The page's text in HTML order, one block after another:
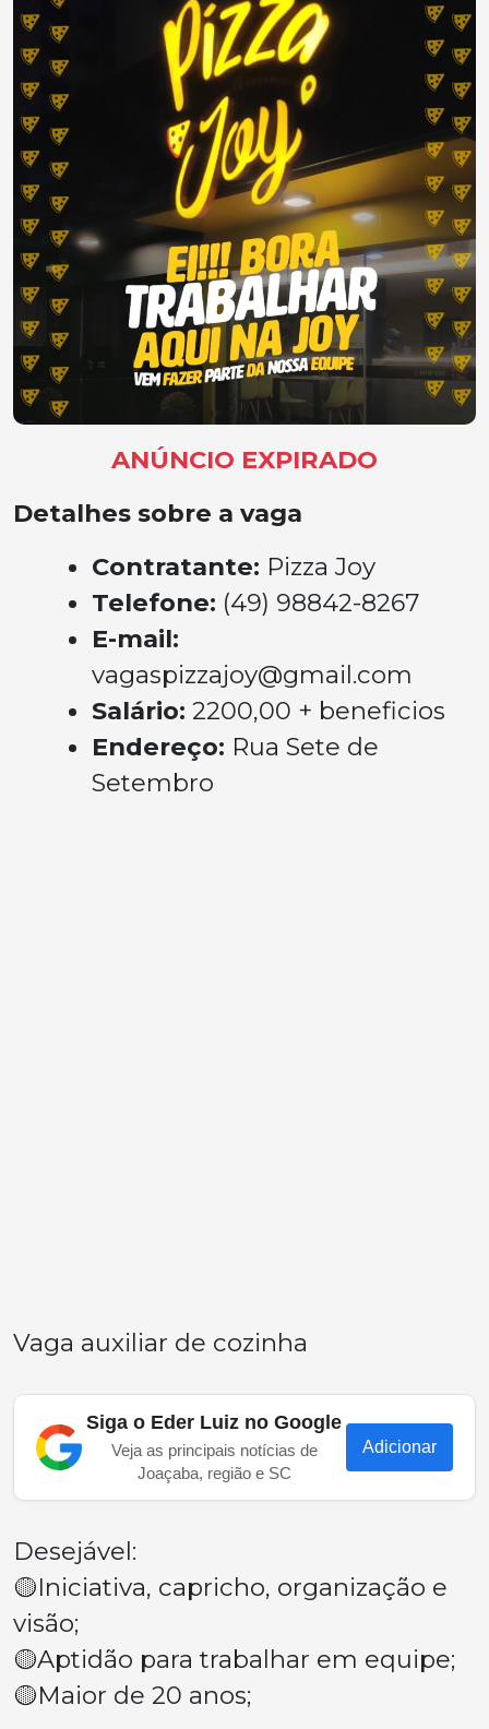
ANÚNCIO EXPIRADO
Detalhes sobre a vaga
Contratante: Pizza Joy
Telefone: (49) 98842-8267
E-mail:
vagaspizzajoy@gmail.com
Salário: 2200,00 + beneficios
Endereço: Rua Sete de
Setembro
Vaga auxiliar de cozinha
Siga o Eder Luiz no Google
Veja as principais notícias de
Joaçaba, região e SC
Adicionar
Desejável:
🟡Iniciativa, capricho, organização e
visão;
🟡Aptidão para trabalhar em equipe;
🟡Maior de 20 anos;